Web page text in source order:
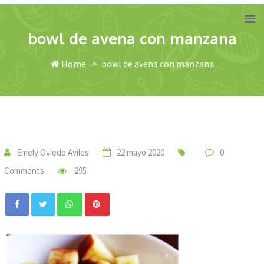
contentbowl de avena con manzana
Home > bowl de avena con manzana
Emely Oviedo Aviles 22 mayo 2020
0
Comments
295
Whatsapp